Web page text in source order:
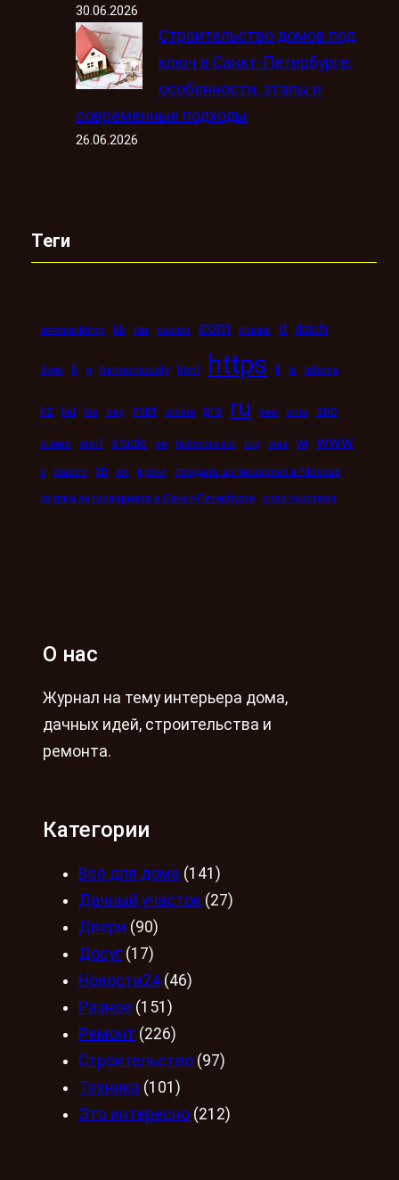
30.06.2026
Строительство домов под
ключ в Санкт-Петербурге:
особенности, этапы и
современные подходы
26.06.2026
Теги
astronbuildings bb car casino com crucial d daichi
dveri fi g harmoniously html https ii iii iphone
kz led les mig mint online pro ru seo sms spb
steam stolf studio su technorosst utp was wi www
x xiaomi xn xxi кухни
продать антиквариат в Москве
скупка антиквариата в Санкт-Петербурге сплит-система
О нас
Журнал на тему интерьера дома,
дачных идей, строительства и
ремонта.
Категории
Всё для дома (141)
Дачный участок (27)
Двери (90)
Досуг (17)
Новости24 (46)
Разное (151)
Ремонт (226)
Строительство (97)
Техника (101)
Это интересно (212)